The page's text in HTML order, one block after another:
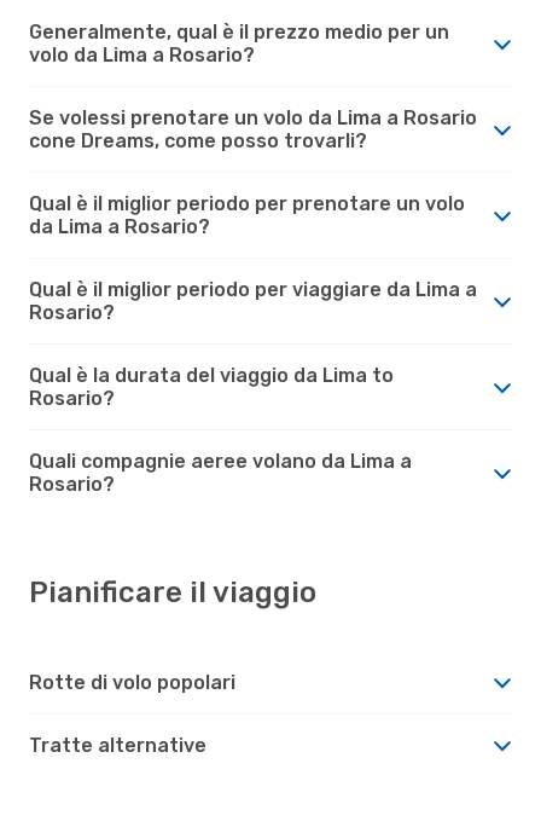
Generalmente, qual è il prezzo medio per un
volo da Lima a Rosario?
Se volessi prenotare un volo da Lima a Rosario
cone Dreams, come posso trovarli?
Qual è il miglior periodo per prenotare un volo
da Lima a Rosario?
Qual è il miglior periodo per viaggiare da Lima a
Rosario?
Qual è la durata del viaggio da Lima to
Rosario?
Quali compagnie aeree volano da Lima a
Rosario?
Pianificare il viaggio
Rotte di volo popolari
Tratte alternative